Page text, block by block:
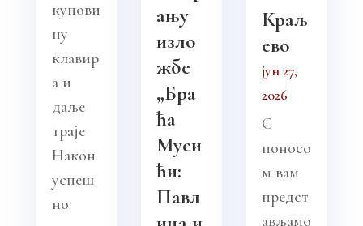
купови
ну
клавир
а и
даље
траје
Након
успеш
но
ању
изло
жбе
„Бра
ћа
Муси
ћи:
Павл
Краљ
ево
јун 27,
2026
С
поносо
м вам
предст
ављамо